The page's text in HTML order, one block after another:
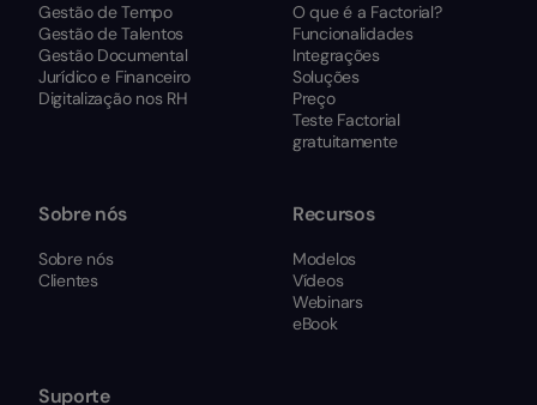
Gestão de Tempo
Gestão de Talentos
Gestão Documental
Jurídico e Financeiro
Digitalização nos RH
O que é a Factorial?
Funcionalidades
Integrações
Soluções
Preço
Teste Factorial
gratuitamente
Sobre nós
Sobre nós
Clientes
Recursos
Modelos
Vídeos
Webinars
eBook
Suporte